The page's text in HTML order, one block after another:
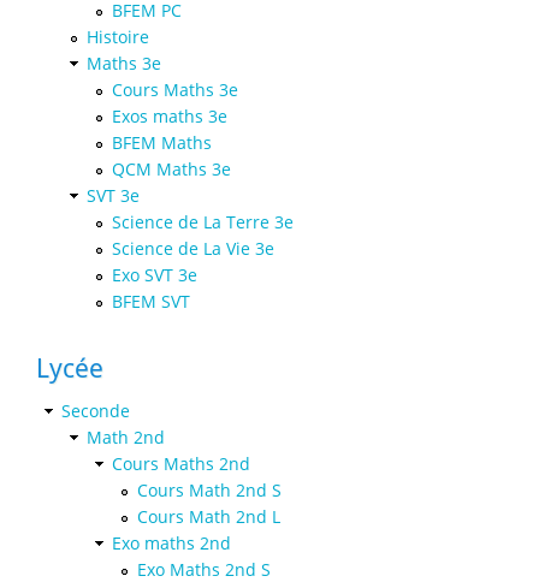
BFEM PC
Histoire
Maths 3e
Cours Maths 3e
Exos maths 3e
BFEM Maths
QCM Maths 3e
SVT 3e
Science de La Terre 3e
Science de La Vie 3e
Exo SVT 3e
BFEM SVT
Lycée
Seconde
Math 2nd
Cours Maths 2nd
Cours Math 2nd S
Cours Math 2nd L
Exo maths 2nd
Exo Maths 2nd S